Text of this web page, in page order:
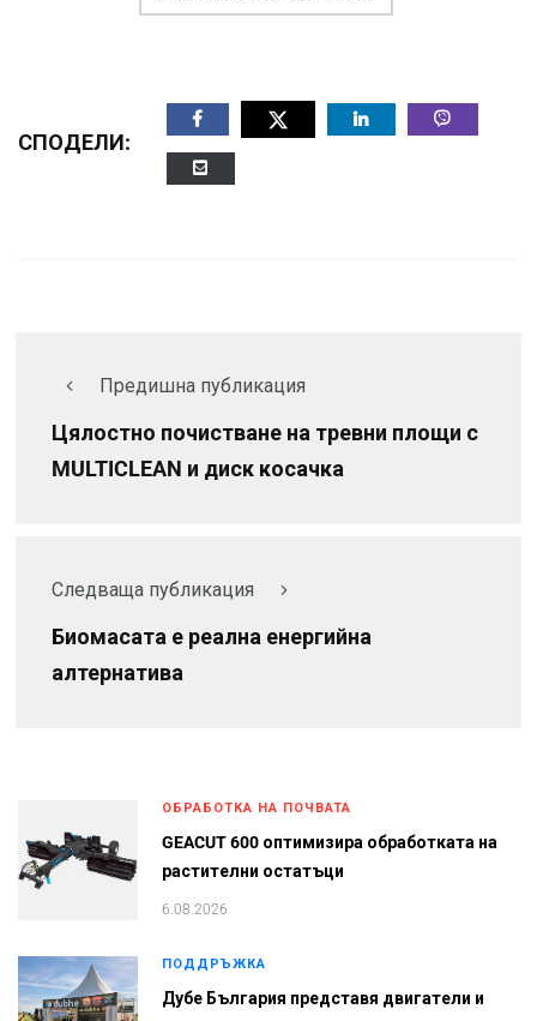
СПОДЕЛИ:
Предишна публикация
Цялостно почистване на тревни площи с
MULTICLEAN и диск косачка
Следваща публикация
Биомасата е реална енергийна
алтернатива
ОБРАБОТКА НА ПОЧВАТА
GEACUT 600 оптимизира обработката на
растителни остатъци
6.08.2026
ПОДДРЪЖКА
Дубе България представя двигатели и